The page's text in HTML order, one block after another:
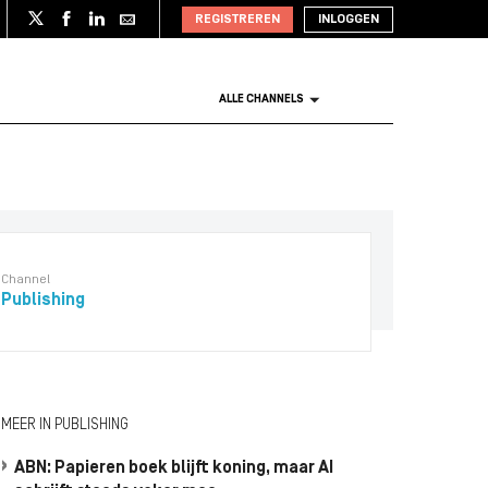
REGISTREREN INLOGGEN
ALLE CHANNELS
Channel
Publishing
MEER IN PUBLISHING
ABN: Papieren boek blijft koning, maar AI